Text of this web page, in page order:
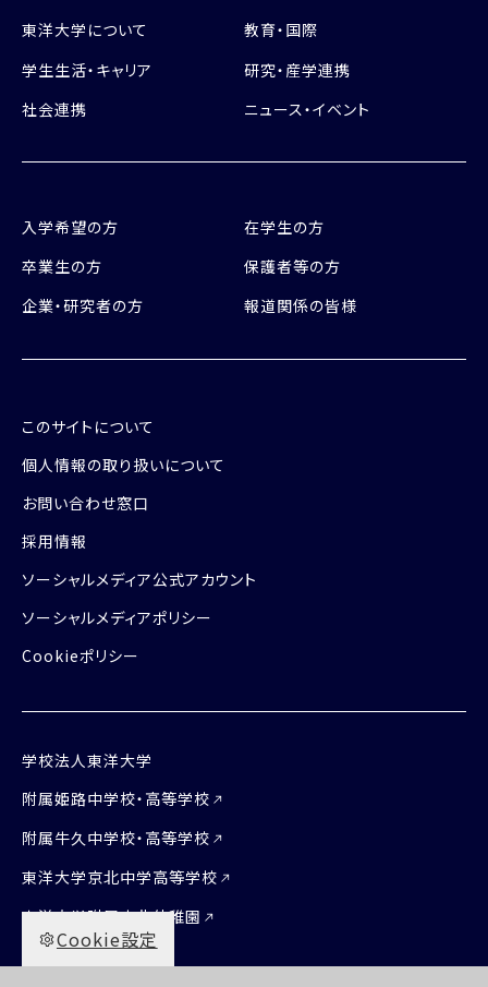
Cookie設定
東洋大学について
教育・国際
学生生活・キャリア
研究・産学連携
社会連携
ニュース・イベント
入学希望の方
在学生の方
卒業生の方
保護者等の方
企業・研究者の方
報道関係の皆様
このサイトについて
個人情報の取り扱いについて
お問い合わせ窓口
採用情報
ソーシャルメディア公式アカウント
ソーシャルメディアポリシー
Cookieポリシー
学校法人東洋大学
附属姫路中学校・高等学校
附属牛久中学校・高等学校
東洋大学京北中学高等学校
東洋大学附属京北幼稚園